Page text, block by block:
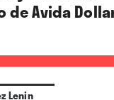
Avida
Lenin